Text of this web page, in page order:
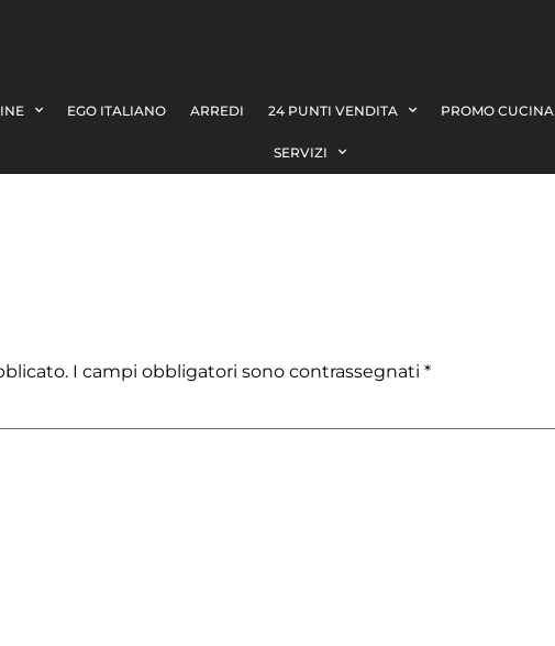
EGO ITALIANO ARREDI 24 PUNTI VENDITA PROMO CUCINA
SERVIZI
I campi obbligatori sono contrassegnati *